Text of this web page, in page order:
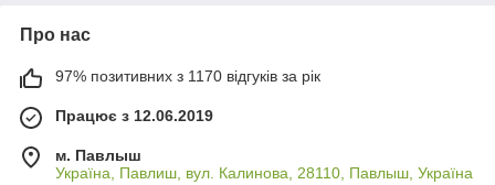
Про нас
97% позитивних з 1170 відгуків за рік
Працює з 12.06.2019
м. Павлыш
Україна, Павлиш, вул. Калинова, 28110, Павлыш, Україна